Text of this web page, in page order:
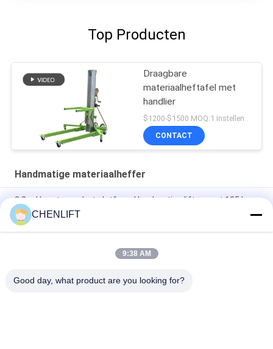
Top Producten
Draagbare
materiaalheftafel met
handlier
$1200-$1500 MOQ:1 Instellen
CONTACT
Handmatige materiaalheffer
3.2m Hoogte van het platform Handmatige liften met 125 kg
lading
Hydraulische handmatige materiaallift voor hotel / restaurant
CHENLIFT
9:38 AM
Good day, what product are you looking for?